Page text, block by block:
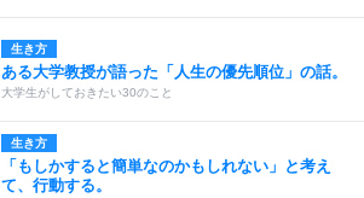
生き方
ある大学教授が語った「人生の優先順位」の話。
大学生がしておきたい30のこと
生き方
「もしかすると簡単なのかもしれない」と考え
て、行動する。